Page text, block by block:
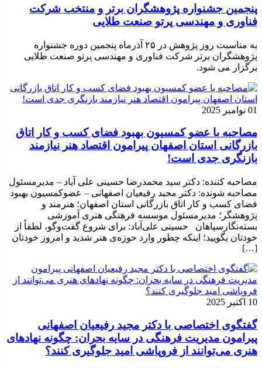
پنجمین جشنواره پژوهشگران برتر و منتخب شرکت
فناوری و مهندسی پرتو صنعت طلایی
به مناسبت روز پژوهش در ۲۵ آذرماه پنجمین دوره جشنواره
پژوهشگران برتر شرکت فناوری و مهندسی پرتو صنعت طلایی
برگزار می شود.
01 نوامبر 2025
مصاحبه با عضو کمسیون بهبود فضای کسب و کار اتاق
بازرگانی استان اصفهان پیرامون اقتصاد هنر نیازمند
بازنگری جدی است!
مصاحبه کننده: دکتر سید محمدرضا حسینی علی آباد – مدیرمسئول
مصاحبه شونده: دکتر مجید رفیعیان اصفهانی – عضوکمسیون بهبود
فضای کسب و کار اتاق بازرگانی استان اصفهان؛ هنرمند و
پژوهشگر؛ ‌مدیرمسئول موسسه فرهنگی هنری آموزشی
بسته‌نگارسپاهان حسینی علی‌آباد: برای شروع گفت‌وگو، لطفاً از
خودتان بگویید؛ اینکه چطور وارد حوزه‌ی هنر شدید و امروز خودتان
[…]
10 اکتبر 2025
گفتگوی اختصاصی با دکتر مجید رفیعیان اصفهانی
پیرامون مدیریت فرهنگی در سایه بحران: چگونه نهادهای
هنری می‌توانند از فروپاشی امید جلوگیری کنند؟